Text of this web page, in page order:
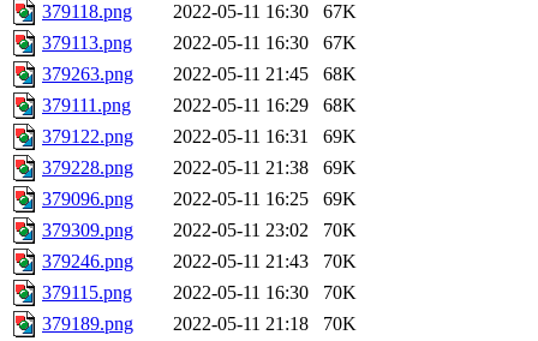
379118.png
2022-05-11 16:30
67K
379113.png
2022-05-11 16:30
67K
379263.png
2022-05-11 21:45
68K
379111.png
2022-05-11 16:29
68K
379122.png
2022-05-11 16:31
69K
379228.png
2022-05-11 21:38
69K
379096.png
2022-05-11 16:25
69K
379309.png
2022-05-11 23:02
70K
379246.png
2022-05-11 21:43
70K
379115.png
2022-05-11 16:30
70K
379189.png
2022-05-11 21:18
70K